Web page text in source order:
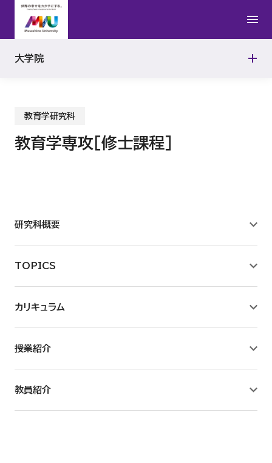
教育学研究科
教育学専攻［修士課程］
研究科概要
TOPICS
カリキュラム
授業紹介
教員紹介
大学院
薬科学専攻［修士課程］
薬科学専攻［博士後期課程］
看護学研究科
看護学専攻［修士課程］
博士学位論文